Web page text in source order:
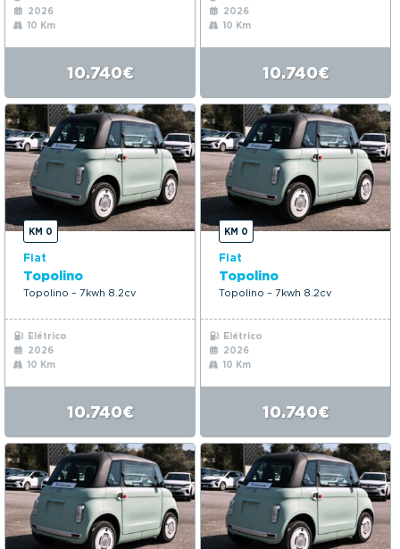
2026
10 Km
10.740€
2026
10 Km
10.740€
KM 0
Fiat
Topolino
Topolino – 7kwh 8.2cv
Elétrico
2026
10 Km
10.740€
KM 0
Fiat
Topolino
Topolino – 7kwh 8.2cv
Elétrico
2026
10 Km
10.740€